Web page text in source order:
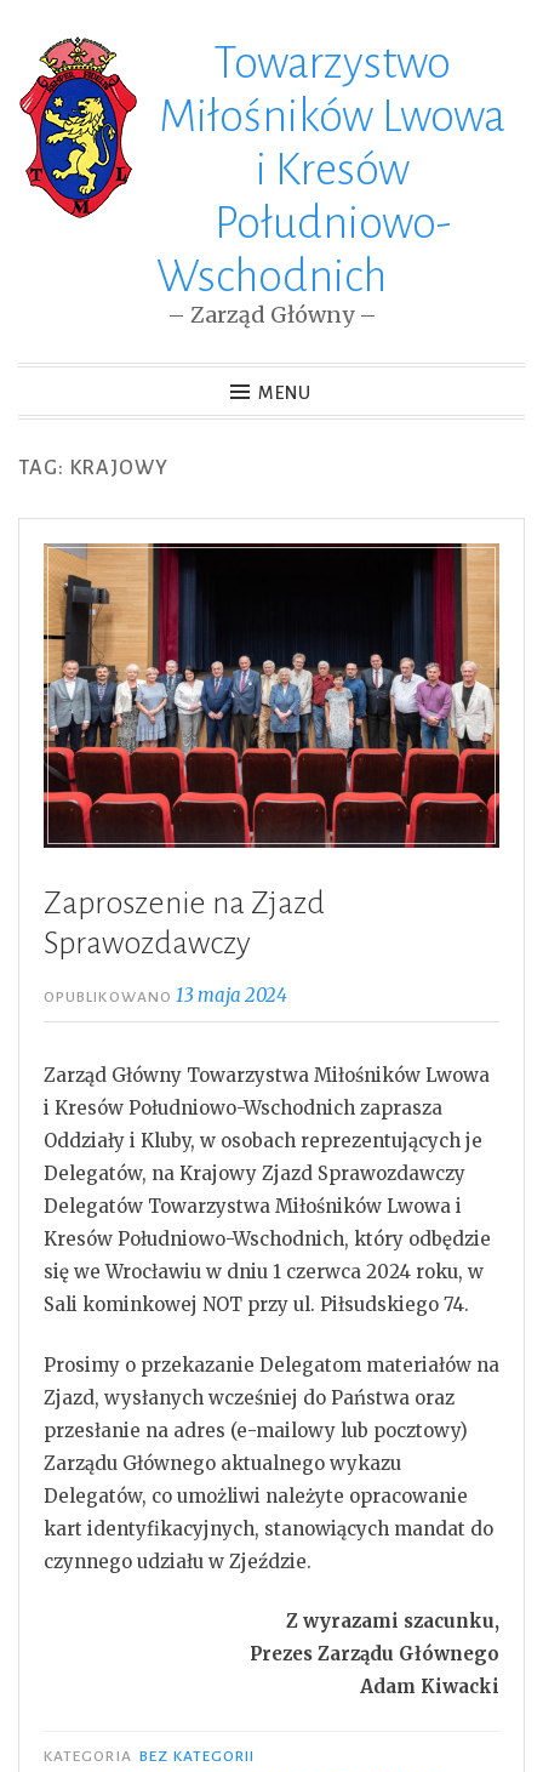
content
Towarzystwo
Miłośników Lwowa
i Kresów
Południowo-
Wschodnich
– Zarząd Główny –
MENU
TAG: KRAJOWY
Zaproszenie na Zjazd
Sprawozdawczy
OPUBLIKOWANO13 maja 2024
Zarząd Główny Towarzystwa Miłośników Lwowa
i Kresów Południowo-Wschodnich zaprasza
Oddziały i Kluby, w osobach reprezentujących je
Delegatów, na Krajowy Zjazd Sprawozdawczy
Delegatów Towarzystwa Miłośników Lwowa i
Kresów Południowo-Wschodnich, który odbędzie
się we Wrocławiu w dniu 1 czerwca 2024 roku, w
Sali kominkowej NOT przy ul. Piłsudskiego 74.
Prosimy o przekazanie Delegatom materiałów na
Zjazd, wysłanych wcześniej do Państwa oraz
przesłanie na adres (e-mailowy lub pocztowy)
Zarządu Głównego aktualnego wykazu
Delegatów, co umożliwi należyte opracowanie
kart identyfikacyjnych, stanowiących mandat do
czynnego udziału w Zjeździe.
Z wyrazami szacunku,
Prezes Zarządu Głównego
Adam Kiwacki
KATEGORIA BEZ KATEGORII